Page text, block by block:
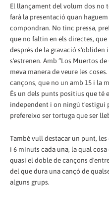
El llançament del volum dos no
farà la presentació quan
compondran. No tinc pressa,
que no faltin en els directes,
després de la gravació s'obliden
s'estrenen. Amb “Los Muertos
meva manera de veure les
cançons, que no un amb 15 i la
És un dels punts positius que té
independent i on ningú t'estigui
prefereixo ser tortuga que ser
També vull destacar un punt,
i 6 minuts cada una, la qual
quasi el doble de cançons
del que dura una cançó de
alguns grups.